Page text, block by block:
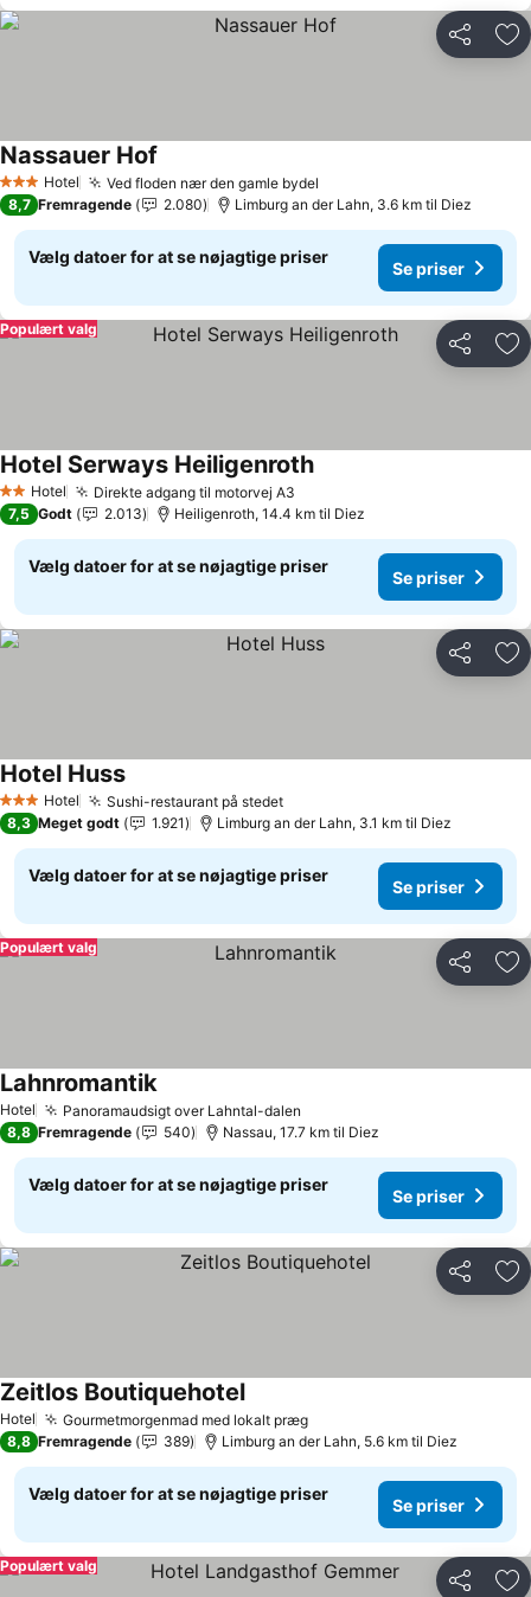
Del
3 StjernerHotel Ved floden nær den gamle bydel
Nassauer Hof
8,7 Fremragende 2.080 Limburg an der Lahn, 3.6 km til Diez
Vælg datoer for at se nøjagtige priser
Se priser
Del
Populært valg
2 Stjerner
Hotel Direkte adgang til motorvej A3
Hotel Serways Heiligenroth
7,5 Godt 2.013 Heiligenroth, 14.4 km til Diez
Vælg datoer for at se nøjagtige priser
Se priser
Del
3 StjernerHotel Sushi-restaurant på stedet
Hotel Huss
8,3 Meget godt 1.921 Limburg an der Lahn, 3.1 km til Diez
Vælg datoer for at se nøjagtige priser
Se priser
Del
Populært valg
Hotel Panoramaudsigt over Lahntal-dalen
Lahnromantik
8,8 Fremragende 540 Nassau, 17.7 km til Diez
Vælg datoer for at se nøjagtige priser
Se priser
Del
Hotel Gourmetmorgenmad med lokalt præg
Zeitlos Boutiquehotel
8,8 Fremragende 389 Limburg an der Lahn, 5.6 km til Diez
Vælg datoer for at se nøjagtige priser
Se priser
Del
Populært valg